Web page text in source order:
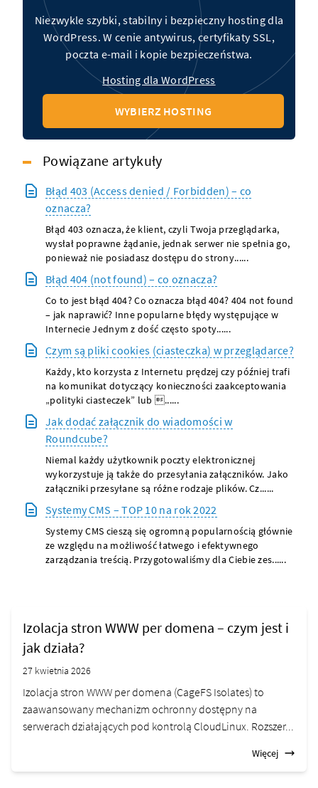
Niezwykle szybki, stabilny i bezpieczny hosting dla
WordPress. W cenie antywirus, certyfikaty SSL,
poczta e-mail i kopie bezpieczeństwa.
Hosting dla WordPress
WYBIERZ HOSTING
Powiązane artykuły
Błąd 403 (Access denied / Forbidden) – co
oznacza?
Błąd 403 oznacza, że klient, czyli Twoja przeglądarka,
wysłał poprawne żądanie, jednak serwer nie spełnia go,
ponieważ nie posiadasz dostępu do strony......
Błąd 404 (not found) – co oznacza?
Co to jest błąd 404? Co oznacza błąd 404? 404 not found
– jak naprawić? Inne popularne błędy występujące w
Internecie Jednym z dość często spoty......
Czym są pliki cookies (ciasteczka) w przeglądarce?
Każdy, kto korzysta z Internetu prędzej czy później trafi
na komunikat dotyczący konieczności zaakceptowania
„polityki ciasteczek” lub ......
Jak dodać załącznik do wiadomości w
Roundcube?
Niemal każdy użytkownik poczty elektronicznej
wykorzystuje ją także do przesyłania załączników. Jako
załączniki przesyłane są różne rodzaje plików. Cz......
Systemy CMS – TOP 10 na rok 2022
Systemy CMS cieszą się ogromną popularnością głównie
ze względu na możliwość łatwego i efektywnego
zarządzania treścią. Przygotowaliśmy dla Ciebie zes......
Izolacja stron WWW per domena – czym jest i
jak działa?
27 kwietnia 2026
Izolacja stron WWW per domena (CageFS Isolates) to
zaawansowany mechanizm ochronny dostępny na
serwerach działających pod kontrolą CloudLinux. Rozszer...
Więcej